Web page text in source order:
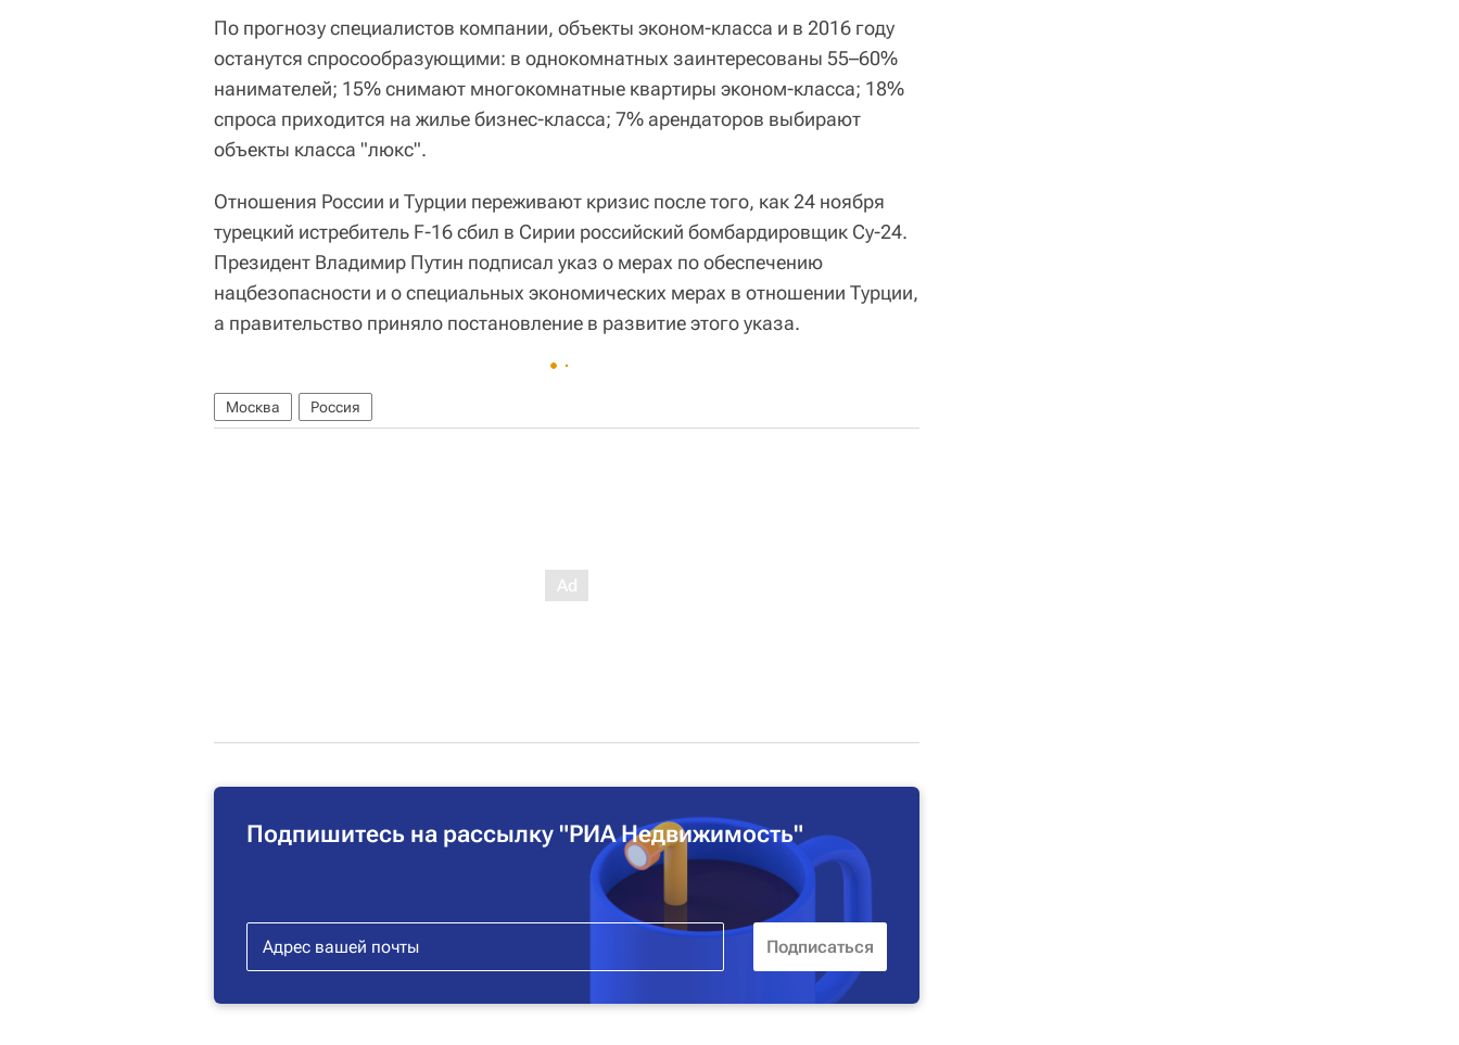
По прогнозу специалистов компании, объекты эконом-класса и в 2016 году
останутся спросообразующими: в однокомнатных заинтересованы 55–60%
нанимателей; 15% снимают многокомнатные квартиры эконом-класса; 18%
спроса приходится на жилье бизнес-класса; 7% арендаторов выбирают
объекты класса "люкс".
Отношения России и Турции переживают кризис после того, как 24 ноября
турецкий истребитель F-16 сбил в Сирии российский бомбардировщик Су-24.
Президент Владимир Путин подписал указ о мерах по обеспечению
нацбезопасности и о специальных экономических мерах в отношении Турции,
а правительство приняло постановление в развитие этого указа.
Москва Россия
Подпишитесь на рассылку "РИА Недвижимость"